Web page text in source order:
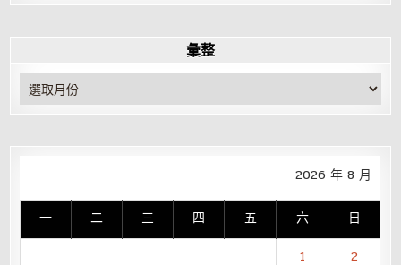
彙整
彙
整
2026 年 8 月
一 二 三 四 五 六 日
1
2